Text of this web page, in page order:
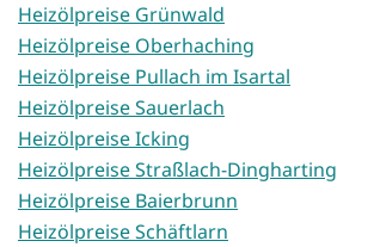
Heizölpreise Grünwald
Heizölpreise Oberhaching
Heizölpreise Pullach im Isartal
Heizölpreise Sauerlach
Heizölpreise Icking
Heizölpreise Straßlach-Dingharting
Heizölpreise Baierbrunn
Heizölpreise Schäftlarn